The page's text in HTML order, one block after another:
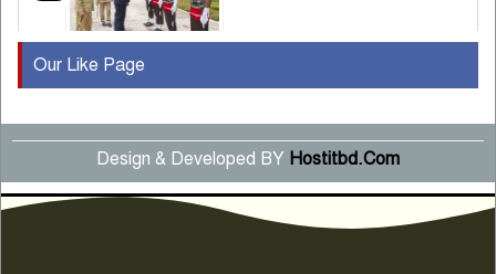
৫
বছর পূর্তি উদযাপন
৬
সংবাদ সম্মেলনে অভিযোগ অস্বীকার
উদ্দেশ্য প্রণোদিত সংবাদ প্রকাশের
প্রতিবাদ নাজির হাসানের
Our Like Page
Design & Developed BY Hostitbd.Com